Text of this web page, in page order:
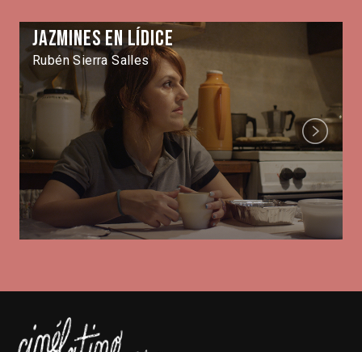
Jazmines en Lídice
Rubén Sierra Salles
Next